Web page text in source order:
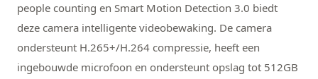
people counting en Smart Motion Detection 3.0 biedt
deze camera intelligente videobewaking. De camera
ondersteunt H.265+/H.264 compressie, heeft een
ingebouwde microfoon en ondersteunt opslag tot 512GB